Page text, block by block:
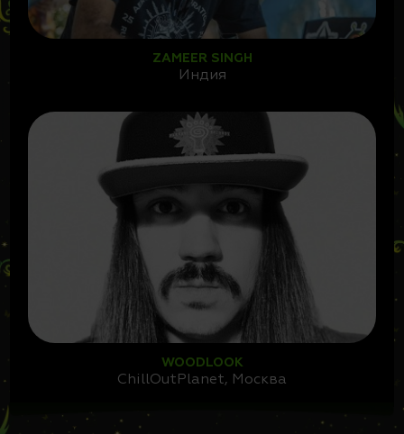
ZAMEER SINGH
Индия
WOODLOOK
ChillOutPlanet, Москва